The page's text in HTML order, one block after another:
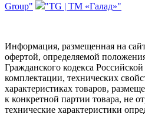
Group"
"TG | ТМ «Галад»"
Информация, размещенная на
офертой, определяемой
Гражданского кодекса
комплектации, технических
характеристиках товаров,
к конкретной партии товара, не
технические характеристики